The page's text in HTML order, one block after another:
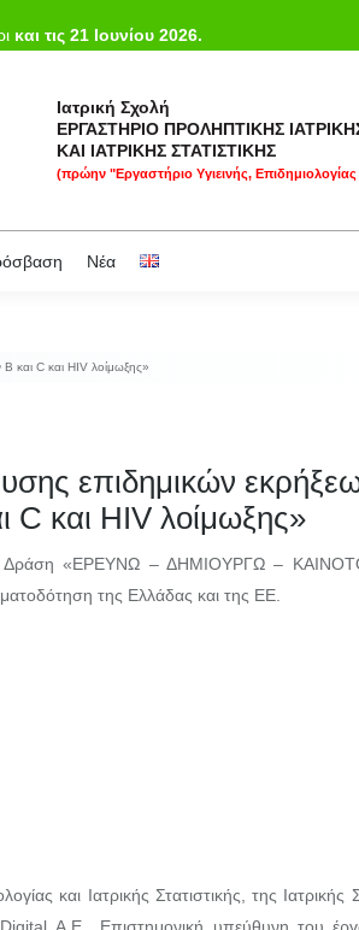
Ιατρική Σχολή
ΕΡΓΑΣΤΗΡΙΟ ΠΡΟΛΗΠΤΙΚΗΣ
ΚΑΙ ΙΑΤΡΙΚΗΣ ΣΤΑΤΙΣΤΙΚΗΣ
(πρώην "Εργαστήριο Υγιεινής, Επιδημιολογίας
Νέα
και C και HIV λοίμωξης»
επιδημικών
C και HIV λοίμωξης»
στη Δράση «ΕΡΕΥΝΩ – ΔΗΜΙΟΥΡΓΩ –
της Ελλάδας και της ΕΕ.
και Ιατρικής Στατιστικής, της Ιατρικής
και τις 21 Ιουνίου 2026.
έργο Σχετικοί σύνδεσμοι